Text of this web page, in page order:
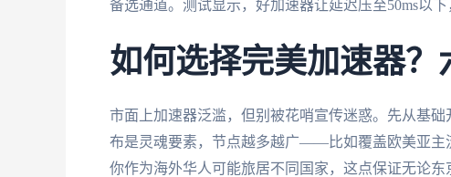
备选通道。测试显示，好加速器让延迟压至50ms以
如何选择完美加速器
市面上加速器泛滥，但别被花哨宣传迷惑。先从基
布是灵魂要素，节点越多越广——比如覆盖欧美亚
你作为海外华人可能旅居不同国家，这点保证无论